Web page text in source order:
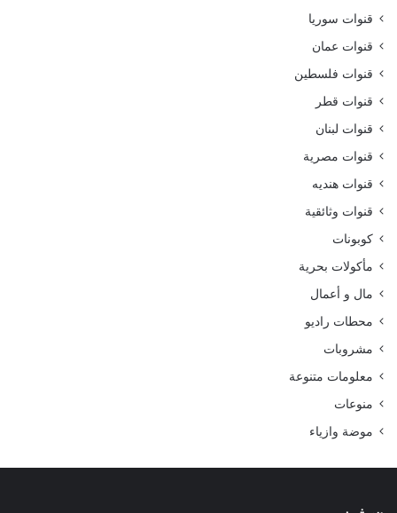
قنوات سوريا
قنوات عمان
قنوات فلسطين
قنوات قطر
قنوات لبنان
قنوات مصرية
قنوات هنديه
قنوات وثائقية
كوبونات
مأكولات بحرية
مال و أعمال
محطات راديو
مشروبات
معلومات متنوعة
منوعات
موضة وازياء